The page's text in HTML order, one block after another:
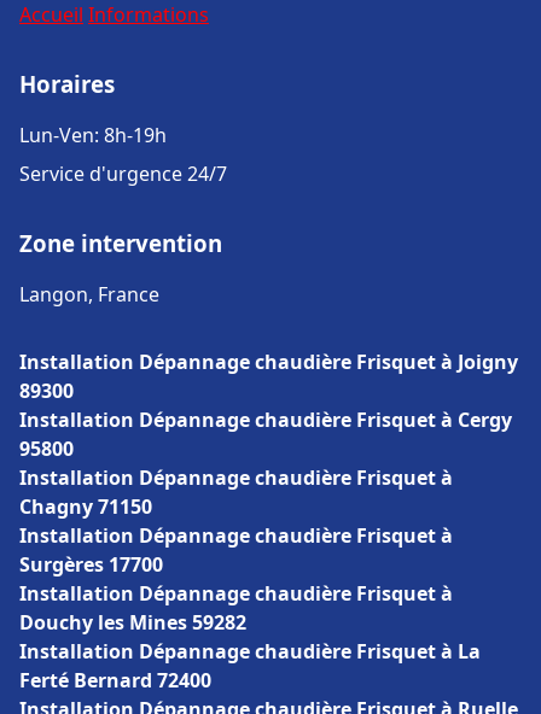
Accueil Informations
Horaires
Lun-Ven: 8h-19h
Service d'urgence 24/7
Zone intervention
Langon, France
Installation Dépannage chaudière Frisquet à Joigny
89300
Installation Dépannage chaudière Frisquet à Cergy
95800
Installation Dépannage chaudière Frisquet à
Chagny 71150
Installation Dépannage chaudière Frisquet à
Surgères 17700
Installation Dépannage chaudière Frisquet à
Douchy les Mines 59282
Installation Dépannage chaudière Frisquet à La
Ferté Bernard 72400